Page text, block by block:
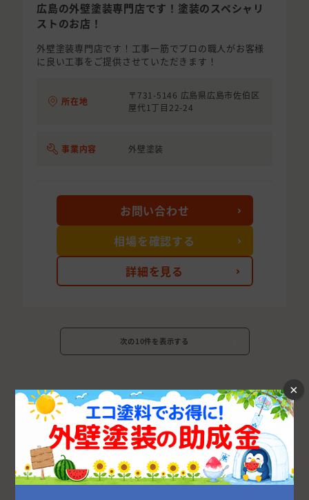
広島の外壁塗装専門店です！塗装のスペシャリ
ストのお店！
外壁塗装専門店です！工事一筋でプロの職人がお客様
に良い工事をご提供させていただきます！
所在地
〒731-5146 広島県広島市佐伯区
屋代1丁目22-24
事業内容 外壁塗装
詳細を見る
お問い合わせ
相場を確認する
次の10件を表示する
広島県の市区町村から外壁塗装業者を探す
広島市 東広島市
呉市
廿日市市
安芸郡 尾道市
江田島市
×